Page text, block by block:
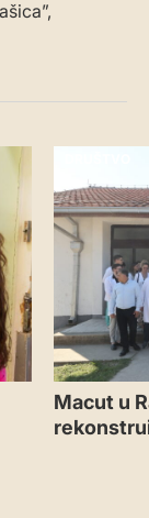
Macut u